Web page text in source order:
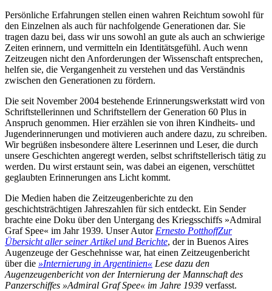
Persönliche Erfahrungen stellen einen wahren Reichtum sowohl für
den Einzelnen als auch für nachfolgende Generationen dar. Sie
tragen dazu bei, dass wir uns sowohl an gute als auch an schwierige
Zeiten erinnern, und vermitteln ein Identitätsgefühl. Auch wenn
Zeitzeugen nicht den Anforderungen der Wissenschaft entsprechen,
helfen sie, die Vergangenheit zu verstehen und das Verständnis
zwischen den Generationen zu fördern.
Die seit November 2004 bestehende Erinnerungswerkstatt wird von
Schriftstellerinnen und Schriftstellern der Generation 60 Plus in
Anspruch genommen. Hier erzählen sie von ihren Kindheits- und
Jugenderinnerungen und motivieren auch andere dazu, zu schreiben.
Wir begrüßen insbesondere ältere Leserinnen und Leser, die durch
unsere Geschichten angeregt werden, selbst schriftstellerisch tätig zu
werden. Du wirst erstaunt sein, was dabei an eigenen, verschüttet
geglaubten Erinnerungen ans Licht kommt.
Die Medien haben die Zeitzeugenberichte zu den
geschichtsträchtigen Jahreszahlen für sich entdeckt. Ein Sender
brachte eine Doku über den Untergang des Kriegsschiffs »Admiral
Graf Spee« im Jahr 1939. Unser Autor Ernesto PotthoffZur
Übersicht aller seiner Artikel und Berichte, der in Buenos Aires
Augenzeuge der Geschehnisse war, hat einen Zeitzeugenbericht
über die »Internierung in Argentinien« Lese dazu den
Augenzeugenbericht von der Internierung der Mannschaft des
Panzerschiffes »Admiral Graf Spee« im Jahre 1939 verfasst.